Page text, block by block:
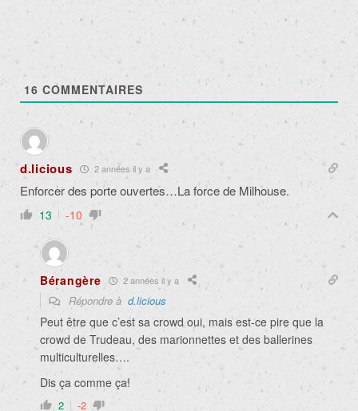
16 COMMENTAIRES
d.licious 2 années il y a
Enforcer des porte ouvertes…La force de Milhouse.
13 -10
Bérangère 2 années il y a
Répondre à d.licious
Peut être que c’est sa crowd oui, mais est-ce pire que la
crowd de Trudeau, des marionnettes et des ballerines
multiculturelles….
Dis ça comme ça!
2 -2